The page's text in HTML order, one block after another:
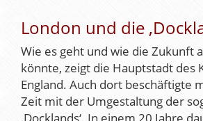
London und die
Wie es geht und wie die Zukunft
könnte, zeigt die Hauptstadt des
England. Auch dort beschäftigte
Zeit mit der Umgestaltung der